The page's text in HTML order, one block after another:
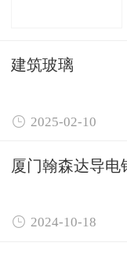
建筑玻璃
 2025-02-10
厦门翰森达导电
 2024-10-18